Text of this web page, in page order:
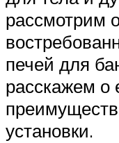
рассмотрим
печей для
расскажем о
установки.